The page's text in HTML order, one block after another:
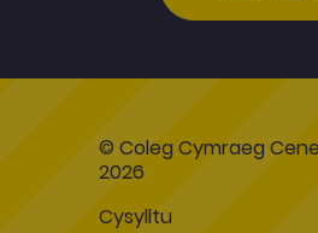
© Coleg Cymraeg
2026
Cysylltu